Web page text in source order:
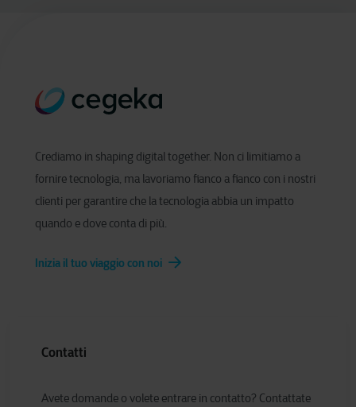
Crediamo in shaping digital together. Non ci limitiamo a
fornire tecnologia, ma lavoriamo fianco a fianco con i nostri
clienti per garantire che la tecnologia abbia un impatto
quando e dove conta di più.
Inizia il tuo viaggio con noi
Contatti
Avete domande o volete entrare in contatto? Contattate